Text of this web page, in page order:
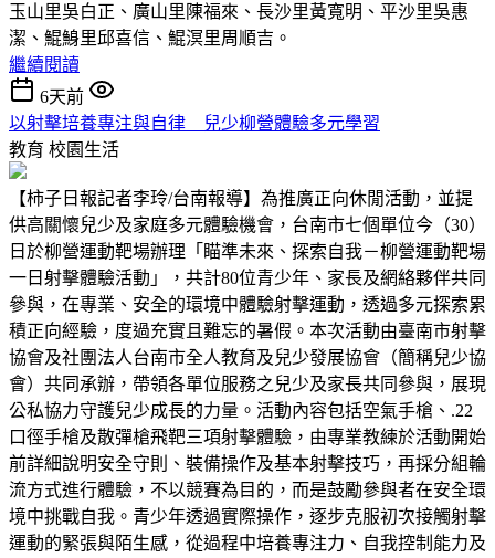
玉山里吳白正、廣山里陳福來、長沙里黃寬明、平沙里吳惠
潔、鯤鯓里邱喜信、鯤溟里周順吉。
繼續閱讀
6天前
以射擊培養專注與自律 兒少柳營體驗多元學習
教育 校園生活
【柿子日報記者李玲/台南報導】為推廣正向休閒活動，並提
供高關懷兒少及家庭多元體驗機會，台南市七個單位今（30）
日於柳營運動靶場辦理「瞄準未來、探索自我－柳營運動靶場
一日射擊體驗活動」，共計80位青少年、家長及網絡夥伴共同
參與，在專業、安全的環境中體驗射擊運動，透過多元探索累
積正向經驗，度過充實且難忘的暑假。本次活動由臺南市射擊
協會及社團法人台南市全人教育及兒少發展協會（簡稱兒少協
會）共同承辦，帶領各單位服務之兒少及家長共同參與，展現
公私協力守護兒少成長的力量。活動內容包括空氣手槍、.22
口徑手槍及散彈槍飛靶三項射擊體驗，由專業教練於活動開始
前詳細說明安全守則、裝備操作及基本射擊技巧，再採分組輪
流方式進行體驗，不以競賽為目的，而是鼓勵參與者在安全環
境中挑戰自我。青少年透過實際操作，逐步克服初次接觸射擊
運動的緊張與陌生感，從過程中培養專注力、自我控制能力及